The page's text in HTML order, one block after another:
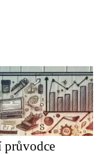
průvodce